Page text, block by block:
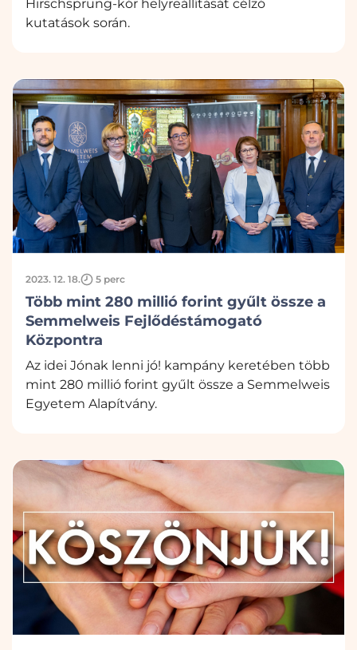
Hirschsprung-kór helyreállítását célzó
kutatások során.
2023. 12. 18. 5 perc
Több mint 280 millió forint gyűlt össze a
Semmelweis Fejlődéstámogató
Központra
Az idei Jónak lenni jó! kampány keretében több
mint 280 millió forint gyűlt össze a Semmelweis
Egyetem Alapítvány.